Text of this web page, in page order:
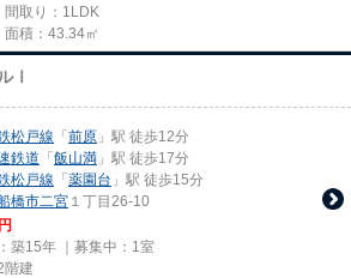
間取り：1LDK
面積：43.34㎡
Ⅰ
松戸線 「前原 」駅 徒歩12分
鉄道 「飯山満 」駅 徒歩17分
松戸線 「薬園台 」駅 徒歩15分
橋市二宮 １丁目26-10
築15年 ｜募集中： 1室
階建